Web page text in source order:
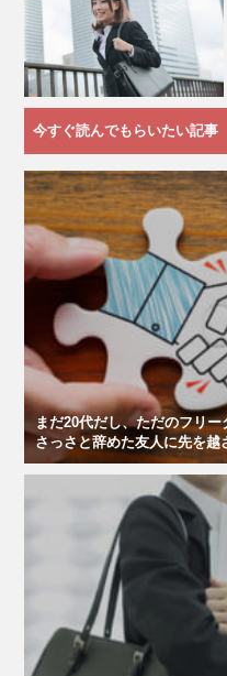
今すぐ読んでもらいたい記事
まだ20代だし、ただのフリ
さっさと辞めた友人に先を越